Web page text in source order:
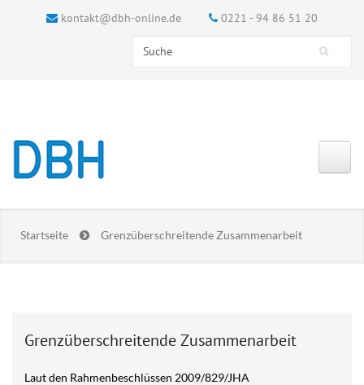
kontakt@dbh-online.de 0221 - 94 86 51 20
Suchformular
Search this site
Startseite Grenzüberschreitende Zusammenarbeit
Grenzüberschreitende Zusammenarbeit
Laut den Rahmenbeschlüssen 2009/829/JHA